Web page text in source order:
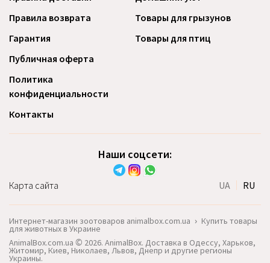
Правила возврата
Гарантия
Публичная оферта
Политика
конфиденциальности
Контакты
Товары для грызунов
Товары для птиц
Наши соцсети:
Карта сайта UA RU
Интернет-магазин зоотоваров animalbox.com.ua › Купить товары
для животных в Украине
AnimalBox.com.ua © 2026. AnimalBox. Доставка в Одессу, Харьков,
Житомир, Киев, Николаев, Львов, Днепр и другие регионы
Украины.